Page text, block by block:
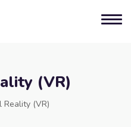
(VR)
Reality (VR)